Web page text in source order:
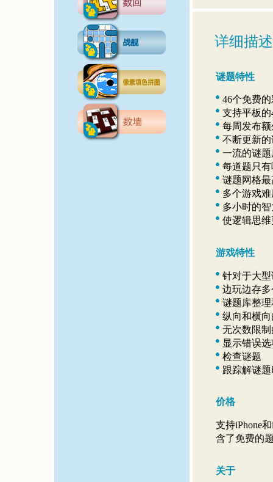
详细描述
谜题特性
46个免费
支持平板
每周发布
不断更新
一流的谜
每道题只
谜题网格最
多个游戏难
多小时的
使逻辑思
游戏特性
针对于大
边玩边存
谜题库整
纵向和横
无次数限
显示错误
检查谜题
跟踪解谜
价格
支持iPhone
含了免费的
关于